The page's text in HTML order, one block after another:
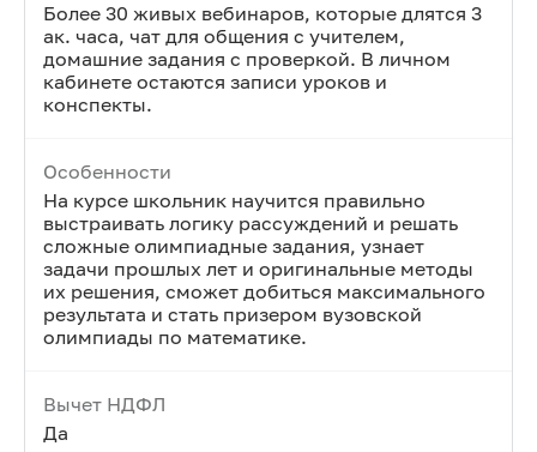
Более 30 живых вебинаров, которые длятся 3
ак. часа, чат для общения с учителем,
домашние задания с проверкой. В личном
кабинете остаются записи уроков и
конспекты.
Особенности
На курсе школьник научится правильно
выстраивать логику рассуждений и решать
сложные олимпиадные задания, узнает
задачи прошлых лет и оригинальные методы
их решения, сможет добиться максимального
результата и стать призером вузовской
олимпиады по математике.
Вычет НДФЛ
Да